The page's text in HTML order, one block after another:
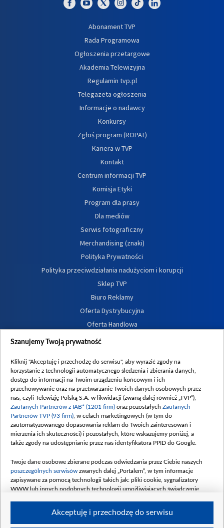
Abonament TVP
Rada Programowa
Ogłoszenia przetargowe
Akademia Telewizyjna
Regulamin tvp.pl
Telegazeta ogłoszenia
Informacje o nadawcy
Konkursy
Zgłoś program (ROPAT)
Kariera w TVP
Kontakt
Centrum informacji TVP
Komisja Etyki
Program dla prasy
Dla mediów
Serwis fotograficzny
Merchandising (znaki)
Polityka Prywatności
Polityka przeciwdziałania nadużyciom i korupcji
Sklep TVP
Biuro Reklamy
Oferta Dystrybucyjna
Oferta Handlowa
Dostępność
Procedura zgłoszeń wewnętrznych
Szanujemy Twoją prywatność
Kliknij "Akceptuję i przechodzę do serwisu", aby wyrazić zgody na
korzystanie z technologii automatycznego śledzenia i zbierania danych,
dostęp do informacji na Twoim urządzeniu końcowym i ich
przechowywanie oraz na przetwarzanie Twoich danych osobowych przez
nas, czyli Telewizję Polską S.A. w likwidacji (zwaną dalej również „TVP”),
Zaufanych Partnerów z IAB* (1201 firm) oraz pozostałych Zaufanych
Partnerów TVP (93 firm) , w celach marketingowych (w tym do
zautomatyzowanego dopasowania reklam do Twoich zainteresowań i
mierzenia ich skuteczności) i pozostałych, które wskazujemy poniżej, a
także zgody na udostępnianie przez nas identyfikatora PPID do Google.
Twoje dane osobowe zbierane podczas odwiedzania przez Ciebie naszych
poszczególnych serwisów zwanych dalej „Portalem”, w tym informacje
zapisywane za pomocą technologii takich jak: pliki cookie, sygnalizatory
WWW lub innych podobnych technologii umożliwiających świadczenie
Akceptuję i przechodzę do serwisu